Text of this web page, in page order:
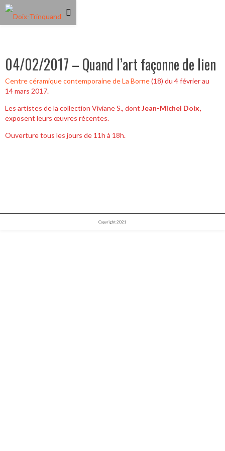
04/02/2017 – Quand l’art façonne de lien
Centre céramique contemporaine de La Borne(18) du 4 février au
14 mars 2017.
Les artistes de la collection Viviane S., dont Jean-Michel Doix,
exposent leurs œuvres récentes.
Ouverture tous les jours de 11h à 18h.
Copyright 2021